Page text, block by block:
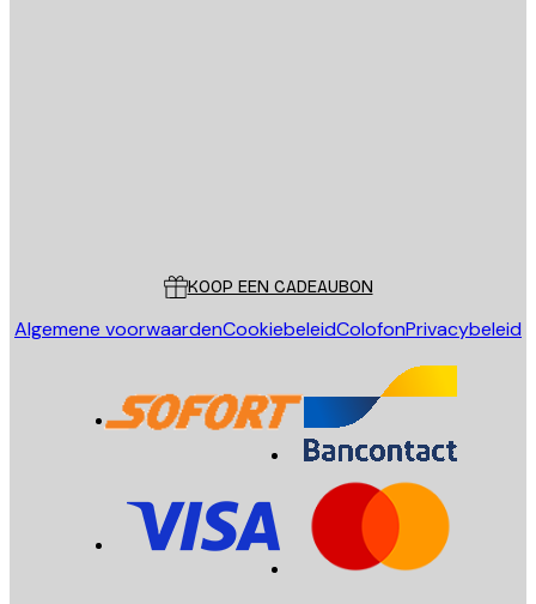
KOOP EEN CADEAUBON
Algemene voorwaardenCookiebeleidColofonPrivacybeleid